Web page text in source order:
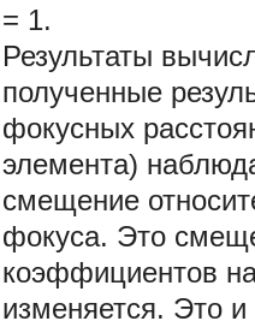
= 1.
Результаты
полученные
фокусных
элемента)
смещение
фокуса. Это
коэффициентов
изменяется. Это